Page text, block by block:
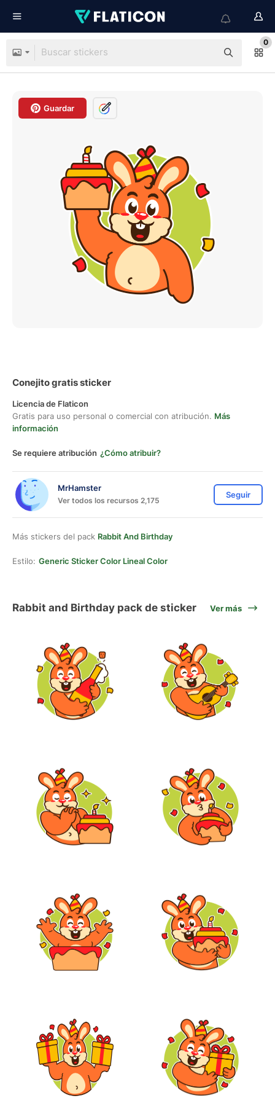
0
Guardar
Conejito gratis sticker
Licencia de Flaticon
Gratis para uso personal o comercial con atribución. Más
información
Se requiere atribución ¿Cómo atribuir?
MrHamster
Ver todos los recursos 2,175
Seguir
Más stickers del pack Rabbit And Birthday
Estilo: Generic Sticker Color Lineal Color
Rabbit and Birthday pack de sticker Ver más